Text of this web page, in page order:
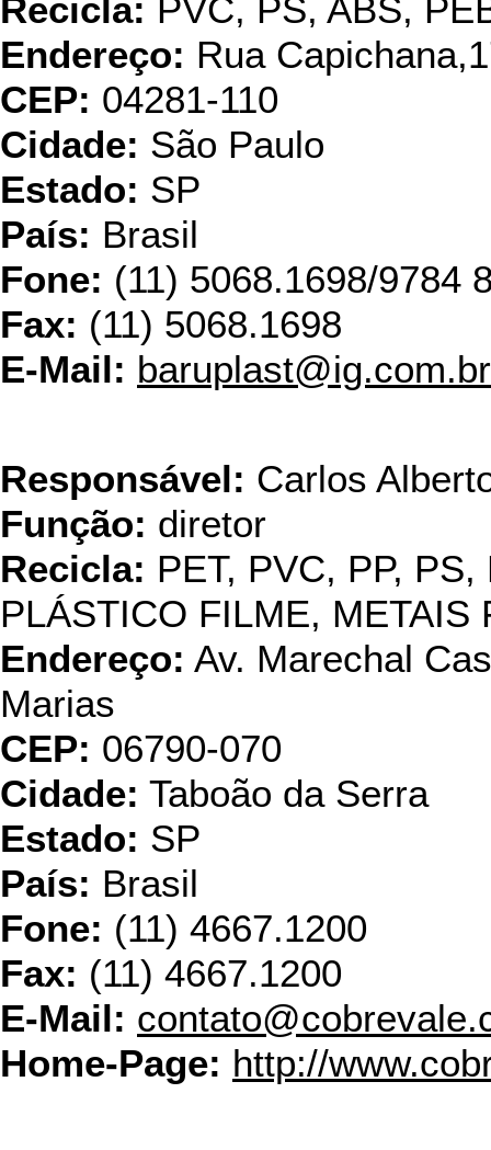
Recicla: PVC, PS, ABS,
Endereço: Rua
CEP: 04281-110
Cidade: São Paulo
Estado: SP
País: Brasil
Fone: (11) 5068.1698/9784
Fax: (11) 5068.1698
E-Mail: baruplast@ig.com.br
Responsável: Carlos
Função: diretor
Recicla: PET, PVC, PP,
PLÁSTICO FILME, METAIS
Endereço: Av. Marechal
Marias
CEP: 06790-070
Cidade: Taboão da Serra
Estado: SP
País: Brasil
Fone: (11) 4667.1200
Fax: (11) 4667.1200
E-Mail:
Home-Page: http://